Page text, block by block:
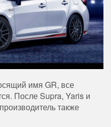
имя GR, все
После Supra, Yaris и
также